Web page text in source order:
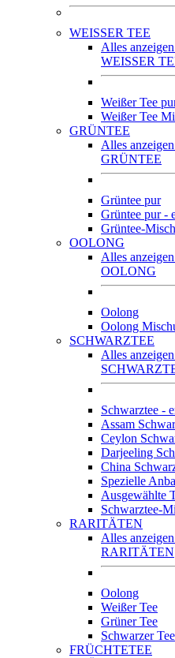
WEISSER TEE
Alles
WEISSER
Weißer Tee
Weißer Tee
GRÜNTEE
Alles
GRÜNTEE
Grüntee pur
Grüntee pur -
Grüntee-
OOLONG
Alles
OOLONG
Oolong
Oolong
SCHWARZTEE
Alles
Schwarztee -
Assam
Ceylon
Darjeeling
China
Spezielle
Ausgewählte
Schwarztee-
RARITÄTEN
Alles
RARITÄTEN
Oolong
Weißer Tee
Grüner Tee
Schwarzer Tee
FRÜCHTETEE